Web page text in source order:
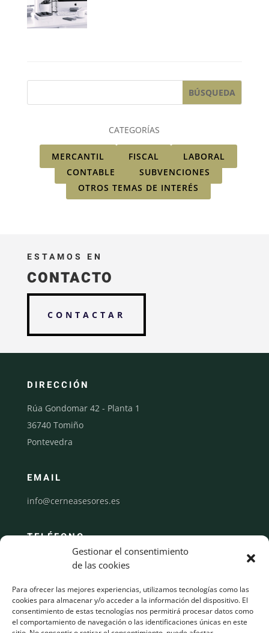
Gestionar el consentimiento
de las cookies
Para ofrecer las mejores experiencias, utilizamos tecnologías como las
cookies para almacenar y/o acceder a la información del dispositivo. El
consentimiento de estas tecnologías nos permitirá procesar datos como
el comportamiento de navegación o las identificaciones únicas en este
CATEGORÍAS
MERCANTIL FISCAL
LABORAL
CONTABLE
SUBVENCIONES
OTROS TEMAS DE INTERÉS
ESTAMOS EN
CONTACTO
CONTACTAR
DIRECCIÓN
Rúa Gondomar 42 - Planta 1
36740 Tomiño
Pontevedra
EMAIL
info@cerneasesores.es
TELÉFONO
INICIO
LA FIRMA
EQUIPO